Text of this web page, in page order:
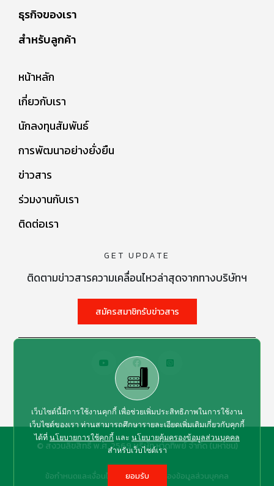
เว็บไซต์นี้มีการใช้งานคุกกี้ เพื่อช่วยเพิ่มประสิทธิภาพในการใช้งาน
เว็บไซต์ของเรา ท่านสามารถศึกษารายละเอียดเพิ่มเติมเกี่ยวกับคุกกี้
ได้ที่นโยบายการใช้คุกกี้ และ นโยบายคุ้มครองข้อมูลส่วนบุคคล
สำหรับเว็บไซต์เรา
ยอมรับ
ธุรกิจของเรา
สำหรับลูกค้า
หน้าหลัก
เกี่ยวกับเรา
นักลงทุนสัมพันธ์
การพัฒนาอย่างยั่งยืน
ข่าวสาร
ร่วมงานกับเรา
ติดต่อเรา
GET UPDATE
ติดตามข่าวสารความเคลื่อนไหวล่าสุดจากทางบริษัทฯ
สมัครสมาชิกรับข่าวสาร
© สงวนลิขสิทธิ์ พ.ศ. 2569 บริษัท หาดทิพย์ จำกัด (มหาชน)
ข้อกำหนดและเงื่อนไข นโยบายคุ้มครองข้อมูลส่วนบุคคล